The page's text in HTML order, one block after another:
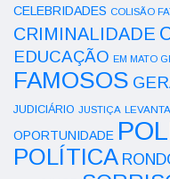
CELEBRIDADES COLISÃO
CRIMINALIDADE
EDUCAÇÃO EM MATO
FAMOSOS
JUDICIÁRIO JUSTIÇA
OPORTUNIDADE
POLÍTICA